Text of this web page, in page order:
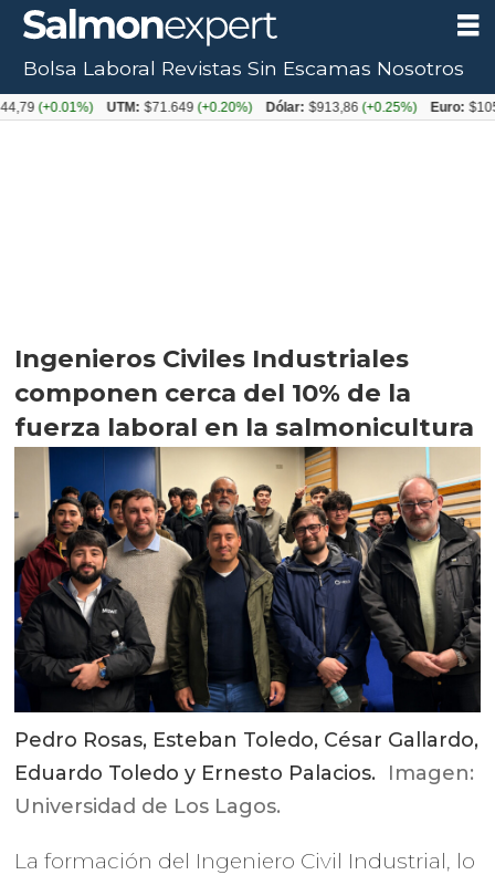
Ingenieros Civiles Industriales
componen cerca del 10% de la
fuerza laboral en la salmonicultura
Pedro Rosas, Esteban Toledo, César Gallardo,
Eduardo Toledo y Ernesto Palacios. Imagen:
Universidad de Los Lagos.
La formación del Ingeniero Civil Industrial, lo
Bolsa Laboral Revistas Sin Escamas Nosotros
UTM: $71.649 (+0.20%) Dólar: $913,86 (+0.25%) Euro: $1053,08(-